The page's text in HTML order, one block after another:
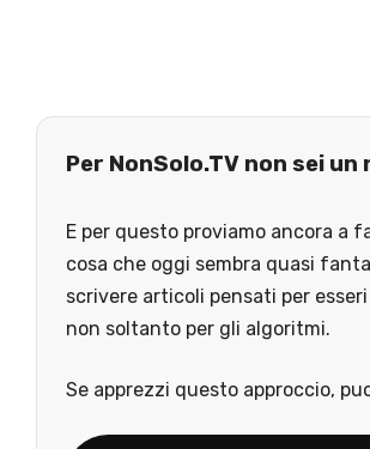
Per NonSolo.TV non sei un
E per questo proviamo ancora a
cosa che oggi sembra quasi
scrivere articoli pensati per
non soltanto per gli algoritmi.
Se apprezzi questo approccio,